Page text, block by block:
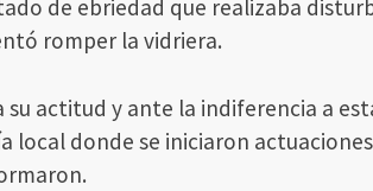
de ebriedad que realizaba
romper la vidriera.
su actitud y ante la indiferencia a
local donde se iniciaron actuaciones